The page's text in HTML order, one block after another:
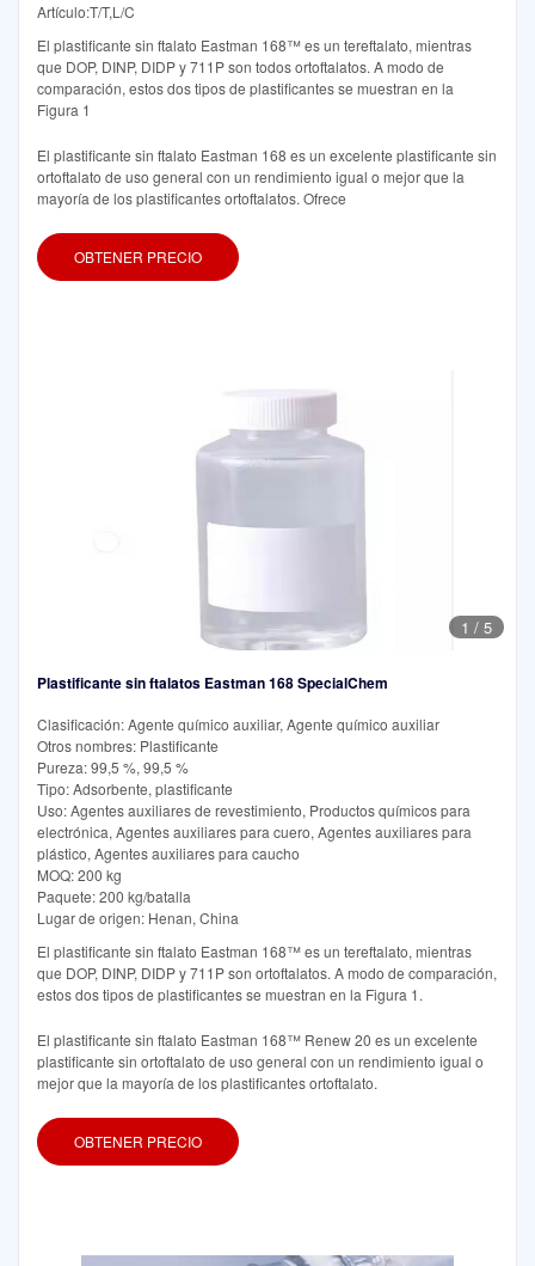
Artículo:T/T,L/C
El plastificante sin ftalato Eastman 168™ es un tereftalato, mientras
que DOP, DINP, DIDP y 711P son todos ortoftalatos. A modo de
comparación, estos dos tipos de plastificantes se muestran en la
Figura 1
El plastificante sin ftalato Eastman 168 es un excelente plastificante sin
ortoftalato de uso general con un rendimiento igual o mejor que la
mayoría de los plastificantes ortoftalatos. Ofrece
OBTENER PRECIO
1 / 5
Plastificante sin ftalatos Eastman 168 SpecialChem
Clasificación: Agente químico auxiliar, Agente químico auxiliar
Otros nombres: Plastificante
Pureza: 99,5 %, 99,5 %
Tipo: Adsorbente, plastificante
Uso: Agentes auxiliares de revestimiento, Productos químicos para
electrónica, Agentes auxiliares para cuero, Agentes auxiliares para
plástico, Agentes auxiliares para caucho
MOQ: 200 kg
Paquete: 200 kg/batalla
Lugar de origen: Henan, China
El plastificante sin ftalato Eastman 168™ es un tereftalato, mientras
que DOP, DINP, DIDP y 711P son ortoftalatos. A modo de comparación,
estos dos tipos de plastificantes se muestran en la Figura 1.
El plastificante sin ftalato Eastman 168™ Renew 20 es un excelente
plastificante sin ortoftalato de uso general con un rendimiento igual o
mejor que la mayoría de los plastificantes ortoftalato.
OBTENER PRECIO